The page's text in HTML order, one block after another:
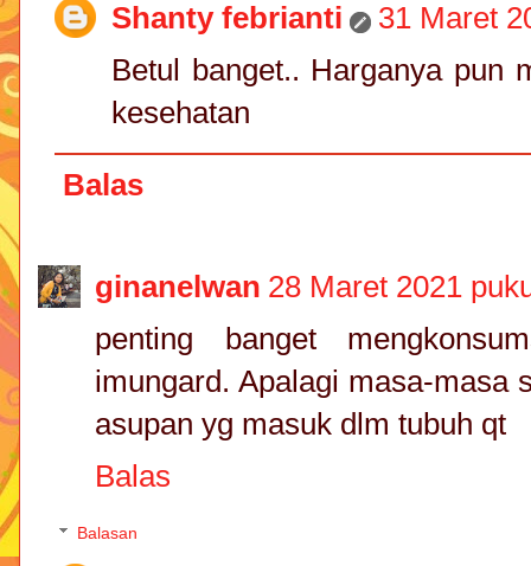
Shanty febrianti
31 Maret
Betul banget.. Harganya pun
kesehatan
Balas
ginanelwan 28 Maret 2021
penting banget
imungard. Apalagi masa-masa
asupan yg masuk dlm tubuh qt
Balas
Balasan